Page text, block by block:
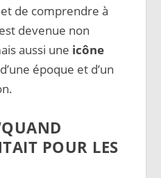
de comprendre à
devenue non
aussi une icône
époque et d’un
POUR LES